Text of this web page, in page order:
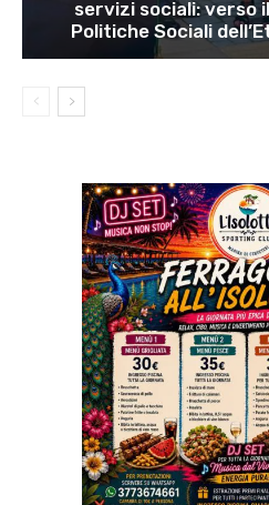
servizi sociali: verso
Politiche Sociali